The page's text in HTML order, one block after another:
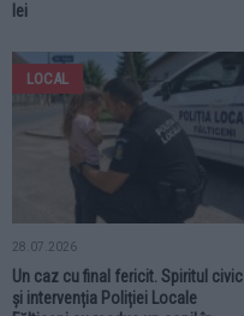
lei
LOCAL
28.07.2026
Un caz cu final fericit. Spiritul civic
și intervenția Poliției Locale